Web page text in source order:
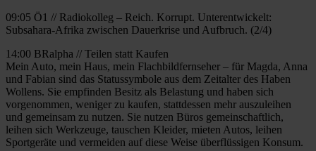
09:05 Ö1 // Radiokolleg – Reich. Korrupt. Unterentwickelt:
Subsahara-Afrika zwischen Dauerkrise und Aufbruch. (2/4)
14:00 BRalpha // Teilen statt Kaufen
Mein Auto, mein Haus, mein Flachbildfernseher – für Magda, Anna
und Fabian sind das Statussymbole aus dem Zeitalter des Haben
Wollens. Sie empfinden Besitz als Belastung und haben sich
vorgenommen, weniger zu kaufen, stattdessen mehr auszuleihen
und gemeinsam zu nutzen. Sie nutzen Büros gemeinschaftlich,
leihen sich Werkzeuge, tauschen Kleider, mieten Autos, leihen
Sportgeräte und vermeiden auf diese Weise überflüssigen Konsum.